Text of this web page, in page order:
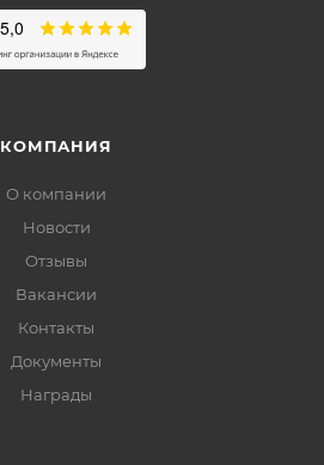
КОМПАНИЯ
О компании
Новости
Отзывы
Вакансии
Контакты
Документы
Награды